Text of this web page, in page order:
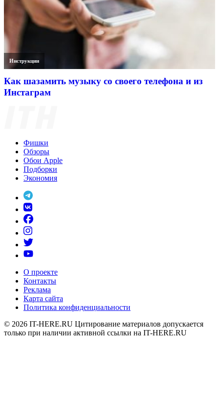
Инструкции
Как шазамить музыку со своего телефона и из
Инстаграм
Фишки
Обзоры
Обои Apple
Подборки
Экономия
О проекте
Контакты
Реклама
Карта сайта
Политика конфиденциальности
© 2026 IT-HERE.RU Цитирование материалов допускается
только при наличии активной ссылки на IT-HERE.RU